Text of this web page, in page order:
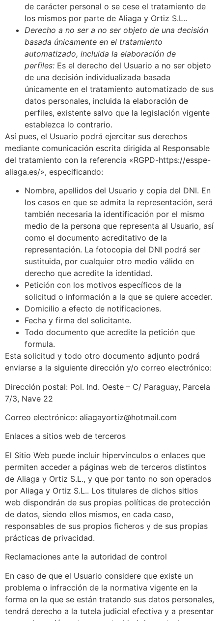
de carácter personal o se cese el tratamiento de
los mismos por parte de Aliaga y Ortiz S.L..
Derecho a no ser a no ser objeto de una decisión
basada únicamente en el tratamiento
automatizado, incluida la elaboración de
perfiles: Es el derecho del Usuario a no ser objeto
de una decisión individualizada basada
únicamente en el tratamiento automatizado de sus
datos personales, incluida la elaboración de
perfiles, existente salvo que la legislación vigente
establezca lo contrario.
Así pues, el Usuario podrá ejercitar sus derechos
mediante comunicación escrita dirigida al Responsable
del tratamiento con la referencia «RGPD-https://esspe-
aliaga.es/», especificando:
Nombre, apellidos del Usuario y copia del DNI. En
los casos en que se admita la representación, será
también necesaria la identificación por el mismo
medio de la persona que representa al Usuario, así
como el documento acreditativo de la
representación. La fotocopia del DNI podrá ser
sustituida, por cualquier otro medio válido en
derecho que acredite la identidad.
Petición con los motivos específicos de la
solicitud o información a la que se quiere acceder.
Domicilio a efecto de notificaciones.
Fecha y firma del solicitante.
Todo documento que acredite la petición que
formula.
Esta solicitud y todo otro documento adjunto podrá
enviarse a la siguiente dirección y/o correo electrónico:
Dirección postal: Pol. Ind. Oeste – C/ Paraguay, Parcela
7/3, Nave 22
Correo electrónico: aliagayortiz@hotmail.com
Enlaces a sitios web de terceros
El Sitio Web puede incluir hipervínculos o enlaces que
permiten acceder a páginas web de terceros distintos
de Aliaga y Ortiz S.L., y que por tanto no son operados
por Aliaga y Ortiz S.L.. Los titulares de dichos sitios
web dispondrán de sus propias políticas de protección
de datos, siendo ellos mismos, en cada caso,
responsables de sus propios ficheros y de sus propias
prácticas de privacidad.
Reclamaciones ante la autoridad de control
En caso de que el Usuario considere que existe un
problema o infracción de la normativa vigente en la
forma en la que se están tratando sus datos personales,
tendrá derecho a la tutela judicial efectiva y a presentar